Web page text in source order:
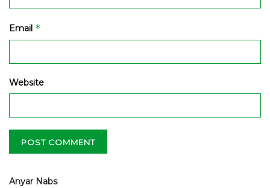
Email *
Website
Anyar Nabs